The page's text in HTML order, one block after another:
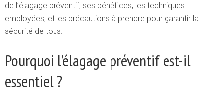
de l’élagage préventif, ses bénéfices, les techniques
employées, et les précautions à prendre pour garantir la
sécurité de tous.
Pourquoi l’élagage préventif est-il
essentiel ?